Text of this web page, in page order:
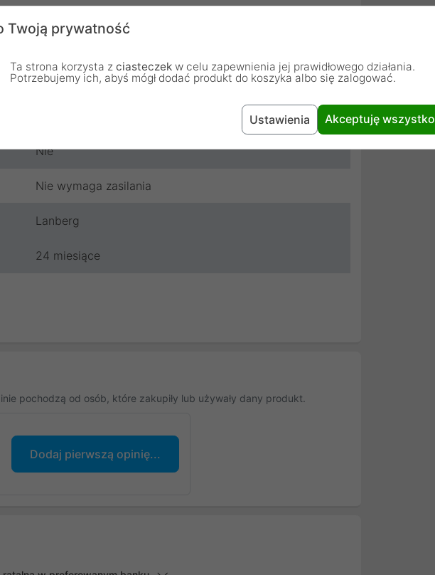
Jack 3.5mm
Nie
Nie wymaga zasilania
Lanberg
24 miesiące
pochodzą od osób, które zakupiły lub używały dany produkt.
Dodaj pierwszą opinię...
Twoją prywatność
Ta strona korzysta z ciasteczek w celu zapewnienia jej prawidłowego działania.
Potrzebujemy ich, abyś mógł dodać produkt do koszyka albo się zalogować.
Ustawienia Akceptuję wszystko